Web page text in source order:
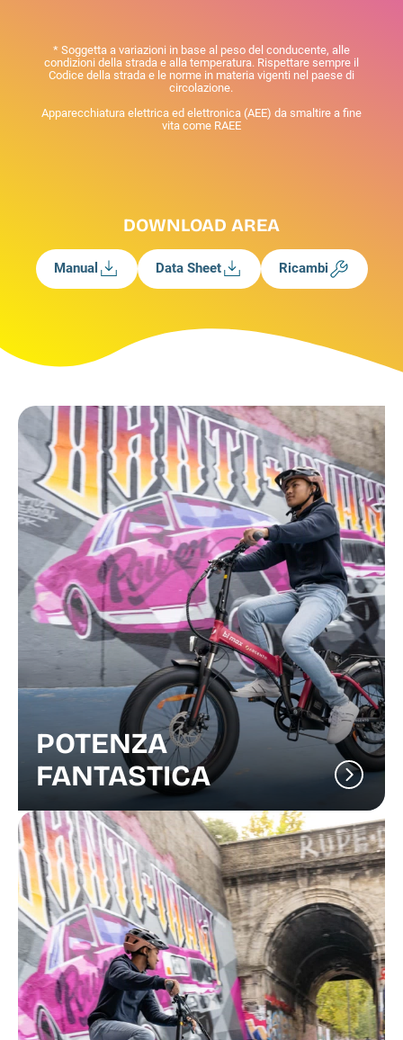
* Soggetta a variazioni in base al peso del conducente, alle
condizioni della strada e alla temperatura. Rispettare sempre il
Codice della strada e le norme in materia vigenti nel paese di
circolazione.
Apparecchiatura elettrica ed elettronica (AEE) da smaltire a fine
vita come RAEE
DOWNLOAD AREA
Manual Data Sheet Ricambi
POTENZA
FANTASTICA